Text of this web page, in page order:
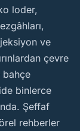
loder,
ve
çevre
binlerce
Şeffaf
rehberler